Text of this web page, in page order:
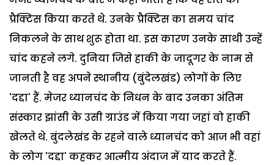
प्रैक्टिस किया करते थे. उनके प्रैक्टिस का समय चांद
निकलने के साथ शुरू होता था. इस कारण उनके साथी उन्हें
चांद कहने लगे. दुनिया जिसे हाकी के जादूगर के नाम से
जानती है वह अपने स्थानीय (बुंदेलखंड) लोगों के लिए
'दद्दा' हैं. मेजर ध्यानचंद के निधन के बाद उनका अंतिम
संस्कार झांसी के उसी ग्राउंड में किया गया जहां वो हाकी
खेलते थे. बुंदलेखंड के रहने वाले ध्यानचंद को आज भी वहां
के लोग 'दद्दा' कहकर आत्मीय अंदाज में याद करते हैं.